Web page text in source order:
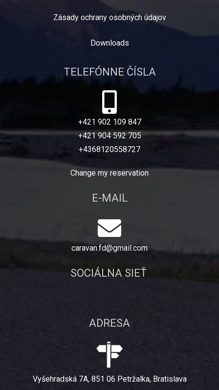
Zásady ochrany osobných údajov
Downloads
TELEFÓNNE ČÍSLA
+421 902 109 847
+421 904 592 705
+4368120558727
Change my reservation
E-MAIL
caravan.fd@gmail.com
SOCIÁLNA SIEŤ
ADRESA
Vyšehradská 7A, 851 06 Petržalka, Bratislava